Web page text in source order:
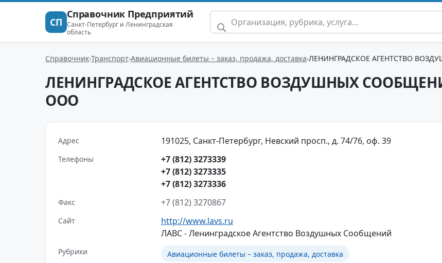
СП
Справочник Предприятий
Санкт-Петербург и Ленинградская
область
Справочник Транспорт Авиационные билеты – заказ, продажа, доставка ЛЕНИНГРАДСКОЕ АГЕНТСТВО
ЛЕНИНГРАДСКОЕ АГЕНТСТВО ВОЗДУШНЫХ
ООО
Адрес 191025, Санкт-Петербург, Невский просп., д. 74/76, оф. 39
Телефоны
+7 (812) 3273339
+7 (812) 3273335
+7 (812) 3273336
Факс +7 (812) 3270867
Сайт
http://www.lavs.ru
ЛАВС - Ленинградское Агентство Воздушных Сообщений
Рубрики Авиационные билеты – заказ, продажа, доставка